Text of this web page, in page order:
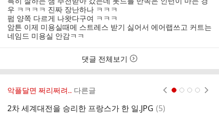
우 ㅋㅋㅋㅋ 진짜 장난하나 ㅋㅋㅋ
펌 양쪽 다르게 나왓다구여 ㅋㅋㅋ
암튼 이제 미용실때메 스트레스 받기 싫어서 에어랩쓰고 커트는
네임드 미용실 안감ㅋㅋ
댓글 전체보기
악플달면 쩌리쩌려.. 다른글
2차 세계대전을 승리한 프랑스가 한 일.JPG 댓
(5)